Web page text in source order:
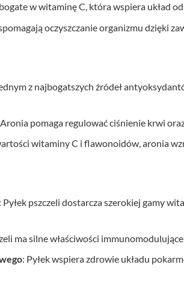
w witaminę C, która wspiera układ
oczyszczanie organizmu dzięki
z najbogatszych źródeł
pomaga regulować ciśnienie krwi
witaminy C i flawonoidów, aronia
Pyłek pszczeli dostarcza szerokiej gamy
ma silne właściwości
: Pyłek wspiera zdrowie układu